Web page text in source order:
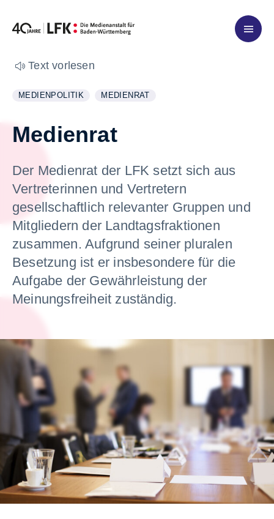
Zum Inhalt springen
Text vorlesen
WEITERE INFORMATIONEN ZUM THEMA
MEDIENPOLITIK
ANZEIGEN WEITERE INFORMATIONEN ZUM THEMA
MEDIENRAT
ANZEIGEN
Medienrat
Der Medienrat der LFK setzt sich aus
Vertreterinnen und Vertretern
gesellschaftlich relevanter Gruppen und
Mitgliedern der Landtagsfraktionen
zusammen. Aufgrund seiner pluralen
Besetzung ist er insbesondere für die
Aufgabe der Gewährleistung der
Meinungsfreiheit zuständig.